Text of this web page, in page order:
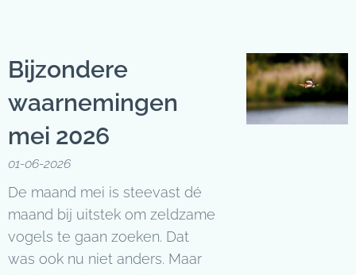
Bijzondere
waarnemingen
mei 2026
01-06-2026
De maand mei is steevast dé
maand bij uitstek om zeldzame
vogels te gaan zoeken. Dat
was ook nu niet anders. Maar